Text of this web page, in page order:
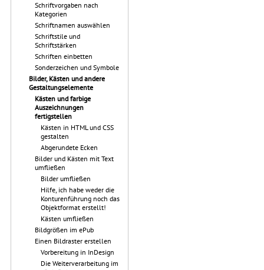
Schriftvorgaben nach
Kategorien
Schriftnamen auswählen
Schriftstile und
Schriftstärken
Schriften einbetten
Sonderzeichen und Symbole
Bilder, Kästen und andere
Gestaltungselemente
Kästen und farbige
Auszeichnungen
fertigstellen
Kästen in HTML und CSS
gestalten
Abgerundete Ecken
Bilder und Kästen mit Text
umfließen
Bilder umfließen
Hilfe, ich habe weder die
Konturenführung noch das
Objektformat erstellt!
Kästen umfließen
Bildgrößen im ePub
Einen Bildraster erstellen
Vorbereitung in InDesign
Die Weiterverarbeitung im